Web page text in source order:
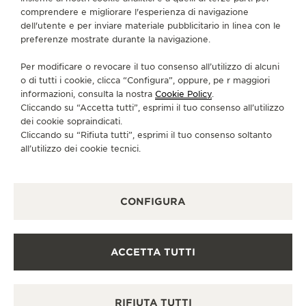
VAI ALLA PAGINA INSTAGRAM DI JAEGER-
VAI ALLA PAGINA LINKEDIN DI JAEGER-
VAI ALLA PAGINA FACEBOOK DI
VAI ALLA PAGINA YOUTUBE
VAI ALLA PAGINA
VAI ALLA PAGINA
ISCRIVERSI ALLA NEWSLETTER
CONTATTI
INFORMATIVA SUI COOKIE
comprendere e migliorare l'esperienza di navigazione
dell'utente e per inviare materiale pubblicitario in linea con le
preferenze mostrate durante la navigazione.
Per modificare o revocare il tuo consenso all’utilizzo di alcuni
o di tutti i cookie, clicca “Configura”, oppure, pe r maggiori
informazioni, consulta la nostra Cookie Policy.
Cliccando su “Accetta tutti”, esprimi il tuo consenso all’utilizzo
dei cookie sopraindicati.
Cliccando su “Rifiuta tutti”, esprimi il tuo consenso soltanto
all’utilizzo dei cookie tecnici.
CONFIGURA
ACCETTA TUTTI
RIFIUTA TUTTI